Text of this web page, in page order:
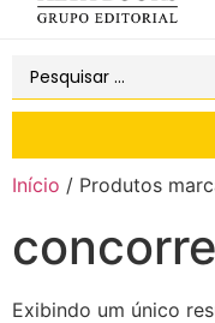
Início / Produtos
Exibindo um único